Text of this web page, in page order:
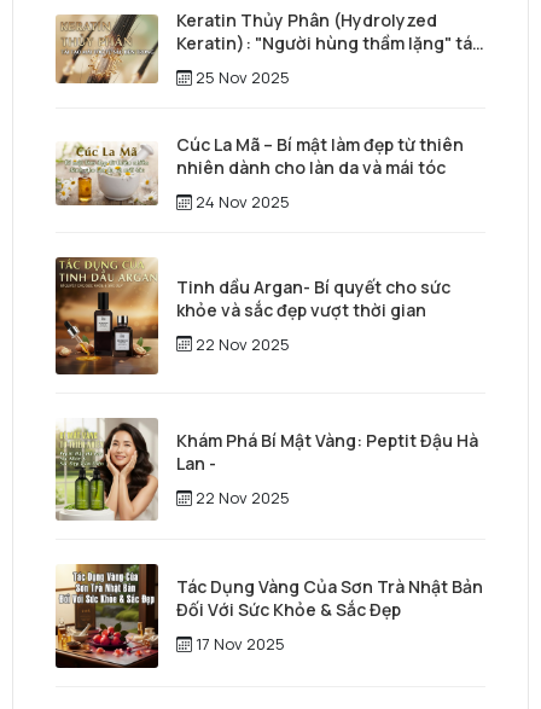
Keratin Thủy Phân (Hydrolyzed
Keratin): "Người hùng thầm lặng" tái
tạo mái tóc từ sâu bên trong
25 Nov 2025
Cúc La Mã – Bí mật làm đẹp từ thiên
nhiên dành cho làn da và mái tóc
24 Nov 2025
Tinh dầu Argan- Bí quyết cho sức
khỏe và sắc đẹp vượt thời gian
22 Nov 2025
Khám Phá Bí Mật Vàng: Peptit Đậu Hà
Lan -
22 Nov 2025
Tác Dụng Vàng Của Sơn Trà Nhật Bản
Đối Với Sức Khỏe & Sắc Đẹp
17 Nov 2025